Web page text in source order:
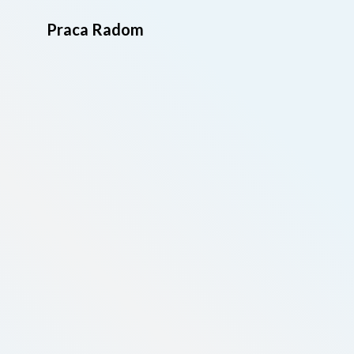
Praca Radom